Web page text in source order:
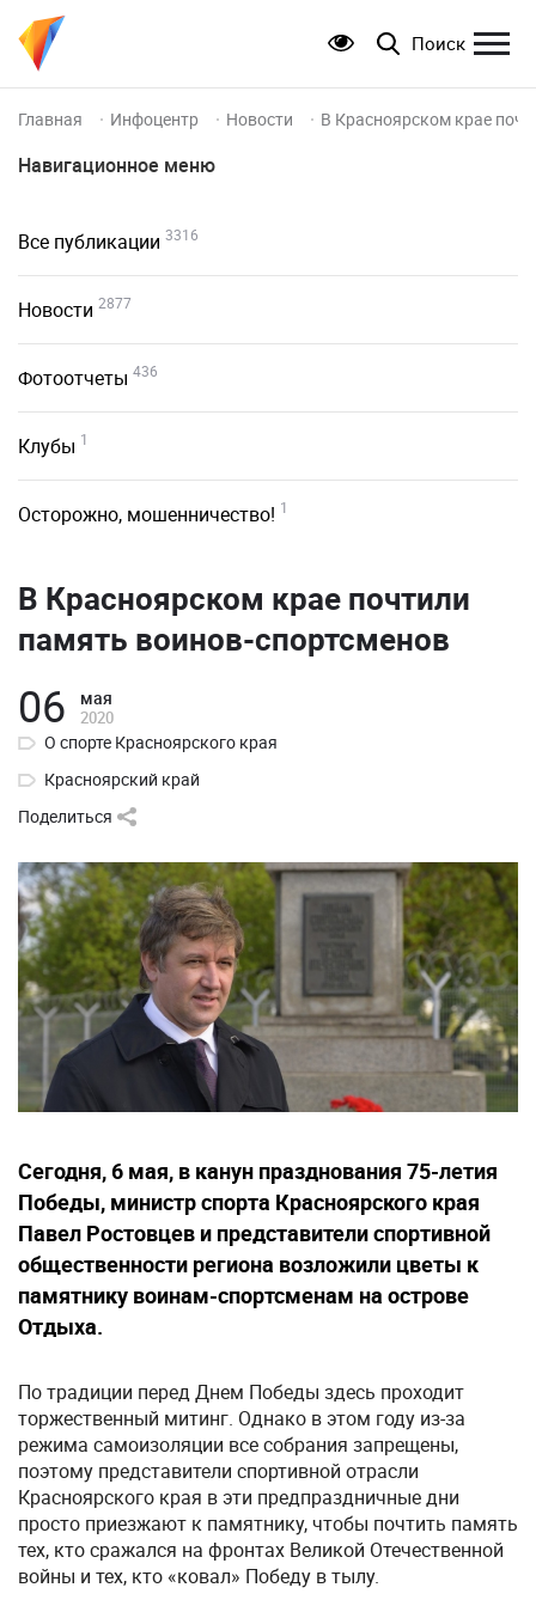
Поиск
Главная Инфоцентр Новости В Красноярском крае
Навигационное меню
Все публикации 3316
Новости 2877
Фотоотчеты 436
Клубы 1
Осторожно, мошенничество! 1
В Красноярском крае почтили
память воинов-спортсменов
06 мая
2020
О спорте Красноярского края
Красноярский край
Поделиться
Сегодня, 6 мая, в канун празднования 75-летия
Победы, министр спорта Красноярского края
Павел Ростовцев и представители спортивной
общественности региона возложили цветы к
памятнику воинам-спортсменам на острове
Отдыха.
По традиции перед Днем Победы здесь проходит
торжественный митинг. Однако в этом году из-за
режима самоизоляции все собрания запрещены,
поэтому представители спортивной отрасли
Красноярского края в эти предпраздничные дни
просто приезжают к памятнику, чтобы почтить память
тех, кто сражался на фронтах Великой Отечественной
войны и тех, кто «ковал» Победу в тылу.